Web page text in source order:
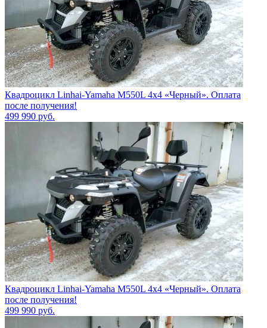
Квадроцикл Linhai-Yamaha M550L 4x4 «Черный». Оплата
после получения!
499 990 руб.
Квадроцикл Linhai-Yamaha M550L 4x4 «Черный». Оплата
после получения!
499 990 руб.